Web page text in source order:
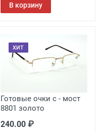
В корзину
ХИТ
Готовые очки с - мост
8801 золото
240.00 ₽